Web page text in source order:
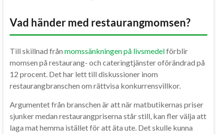
Vad händer med restaurangmomsen?
Till skillnad från momssänkningen på livsmedelförblir
momsen på restaurang- och cateringtjänster oförändrad på
12 procent. Det har lett till diskussioner inom
restaurangbranschen om rättvisa konkurrensvillkor.
Argumentet från branschen är att när matbutikernas priser
sjunker medan restaurangpriserna står still, kan fler välja att
laga mat hemma istället för att äta ute. Det skulle kunna